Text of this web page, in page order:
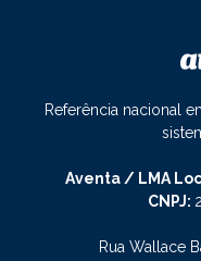
Referência nacional
Aventa / LMA
CNPJ:
Rua Wallace